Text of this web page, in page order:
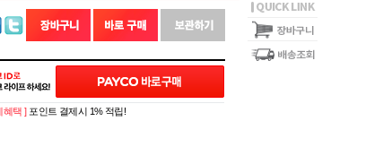
혜택 ] 포인트 결제시 1% 적립!